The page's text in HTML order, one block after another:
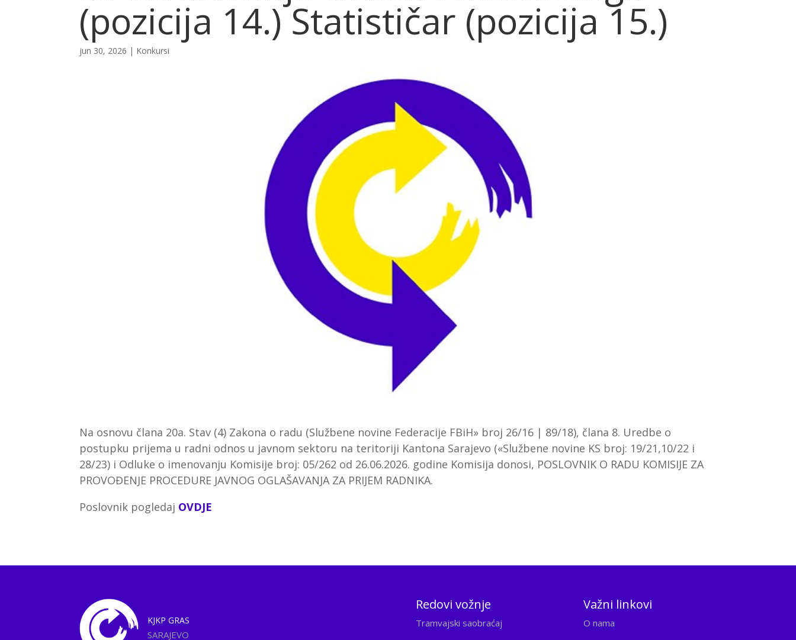
(pozicija 14.) Statističar (pozicija 15.)
jun 30, 2026 | Konkursi
Na osnovu člana 20a. Stav (4) Zakona o radu (Službene novine Federacije FBiH» broj 26/16 | 89/18), člana 8. Uredbe o
postupku prijema u radni odnos u javnom sektoru na teritoriji Kantona Sarajevo («Službene novine KS broj: 19/21,10/22 i
28/23) i Odluke o imenovanju Komisije broj: 05/262 od 26.06.2026. godine Komisija donosi, POSLOVNIK O RADU KOMISIJE ZA
PROVOĐENJE PROCEDURE JAVNOG OGLAŠAVANJA ZA PRIJEM RADNIKA.
Poslovnik pogledaj OVDJE
KJKP GRAS
SARAJEVO
Redovi vožnje
Tramvajski saobraćaj
Važni linkovi
O nama